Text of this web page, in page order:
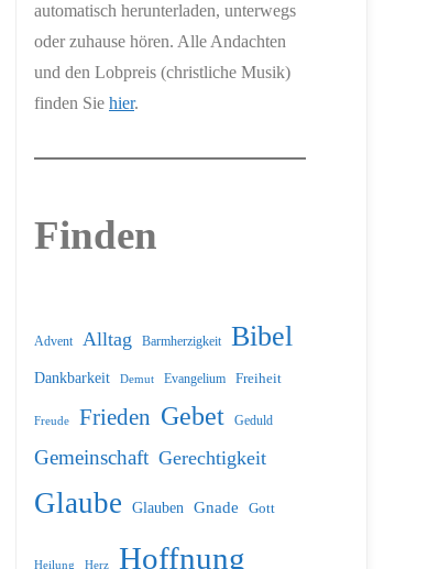
automatisch herunterladen, unterwegs
oder zuhause hören. Alle Andachten
und den Lobpreis (christliche Musik)
finden Sie hier.
Finden
Advent Alltag Barmherzigkeit Bibel
Dankbarkeit Demut Evangelium Freiheit
Freude Frieden Gebet Geduld
Gemeinschaft Gerechtigkeit
Glaube Glauben Gnade Gott
Heilung Herz Hoffnung